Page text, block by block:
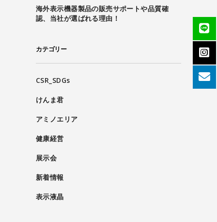
海外表示機器製品の販売サポートや品質確
認、当社が選ばれる理由！
カテゴリー
CSR_SDGs
けんま君
アミノエリア
健康経営
展示会
新着情報
表示液晶